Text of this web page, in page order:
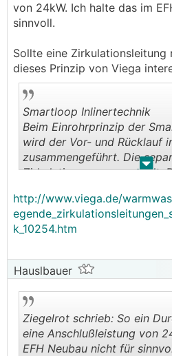
von 24kW. Ich halte das im
sinnvoll.
Sollte eine
dieses Prinzip von Viega
. .
Smartloop Inlinertechnik
Beim Einrohrprinzip der
wird der Vor- und Rücklauf
zusammengeführt. Die
Zirkulationswasser entfällt.
sondern auch Energie
verringerte
der konventionellen
Inlinertechnik nicht beim
Speicher, sondern an den
der Warmwasser-
http://www.viega.de/
k_10254.htm
Hauslbauer
Ziegelrot schrieb: So ein
eine Anschlußleistung von
EFH Neubau nicht für